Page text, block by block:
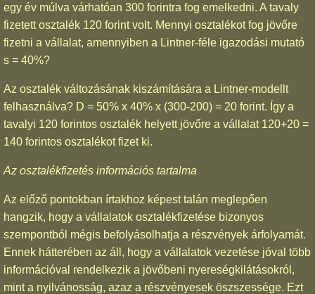
egy év múlva várhatóan 300 forintra fog emelkedni. A tavaly
fizetett osztalék 120 forint volt. Mennyi osztalékot fog jövőre
fizetni a vállalat, amennyiben a Lintner-féle igazodási mutató
s = 40%?
Az osztalék változásának kiszámítására a Lintner-modellt
felhasználva? D = 50% x 40% x (300-200) = 20 forint. Így a
tavalyi 120 forintos osztalék helyett jövőre a vállalat 120+20 =
140 forintos osztalékot fizet ki.
Az osztalékfizetés információs tartalma
Az előző pontokban írtakhoz képest talán meglepően
hangzik, hogy a vállalatok osztalékfizetése bizonyos
szempontból mégis befolyásolhatja a részvények árfolyamát.
Ennek hátterében az áll, hogy a vállalatok vezetése jóval több
információval rendelkezik a jövőbeni nyereségkilátásokról,
mint a nyilvánosság, azaz a részvényesek öszszessége. Ezt